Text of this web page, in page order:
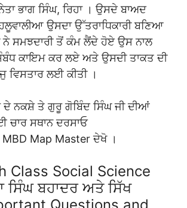
ਭਾਗ ਸਿੰਘ, ਰਿਹਾ । ਉਸਦੇ ਬਾਅਦ
ਉਸਦਾ ਉੱਤਰਾਧਿਕਾਰੀ ਬਣਿਆ
ਨੇ ਸਮਝਦਾਰੀ ਤੋਂ ਕੰਮ ਲੈਂਦੇ ਹੋਏ ਉਸ ਨਾਲ
ਕਾਇਮ ਕਰ ਲਏ ਅਤੇ ਉਸਦੀ ਤਾਕਤ ਦੀ
ਲਈ ਕੀਤੀ ।
ਦੇ ਨਕਸ਼ੇ ਤੇ ਗੁਰੂ ਗੋਬਿੰਦ ਸਿੰਘ ਜੀ ਦੀਆਂ
ਸਥਾਨ ਦਰਸਾਓ
Map Master ਦੇਖੋ ।
Class Social Science
ਸਿੰਘ ਬਹਾਦਰ ਅਤੇ ਸਿੱਖ